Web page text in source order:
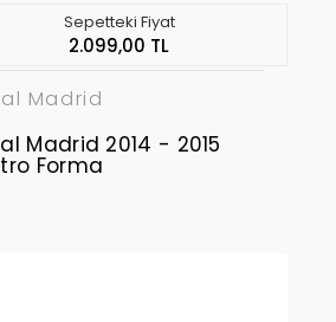
Sepetteki Fiyat
2.099,00 TL
Madrid
Madrid 2014 - 2015
Forma